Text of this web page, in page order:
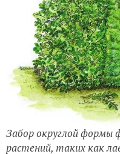
Забор округлой формы
растений, таких как